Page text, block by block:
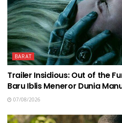
BARAT
Trailer Insidious: Out of the
Baru Iblis Meneror Dunia
07/08/2026